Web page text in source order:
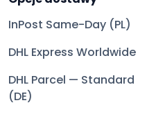
InPost Same-Day (PL)
DHL Express Worldwide
DHL Parcel — Standard
(DE)